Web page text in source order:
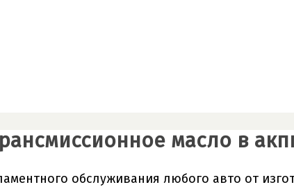
масло в
обслуживания любого авто от